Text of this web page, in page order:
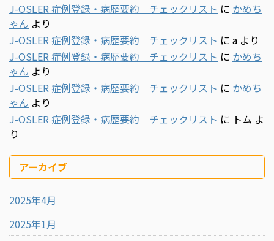
J-OSLER 症例登録・病歴要約 チェックリスト に かめち
ゃん より
J-OSLER 症例登録・病歴要約 チェックリスト に a より
J-OSLER 症例登録・病歴要約 チェックリスト に かめち
ゃん より
J-OSLER 症例登録・病歴要約 チェックリスト に かめち
ゃん より
J-OSLER 症例登録・病歴要約 チェックリスト に トム よ
り
アーカイブ
2025年4月
2025年1月